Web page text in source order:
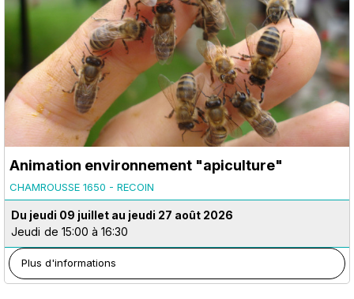
Animation environnement "apiculture"
CHAMROUSSE 1650 - RECOIN
Du jeudi 09 juillet au jeudi 27 août 2026
Jeudi de 15:00 à 16:30
Plus d'informations